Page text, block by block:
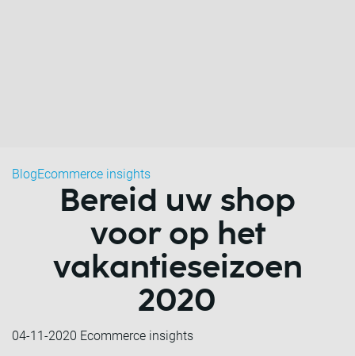
BlogEcommerce insights
Bereid uw shop
voor op het
vakantieseizoen
2020
04-11-2020 Ecommerce insights